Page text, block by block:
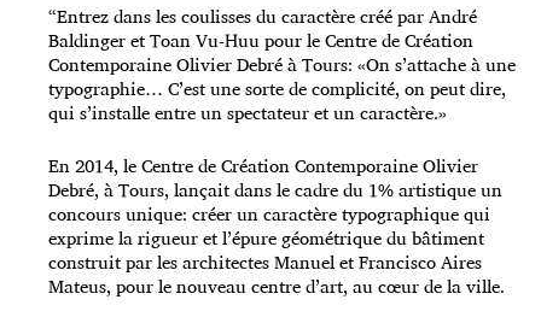
“Entrez dans les coulisses du caractère créé par André
Baldinger et Toan Vu-Huu pour le Centre de Création
Contemporaine Olivier Debré à Tours: «On s’attache à une
typographie… C’est une sorte de complicité, on peut dire,
qui s’installe entre un spectateur et un caractère.»
En 2014, le Centre de Création Contemporaine Olivier
Debré, à Tours, lançait dans le cadre du 1% artistique un
concours unique: créer un caractère typographique qui
exprime la rigueur et l’épure géométrique du bâtiment
construit par les architectes Manuel et Francisco Aires
Mateus, pour le nouveau centre d’art, au cœur de la ville.